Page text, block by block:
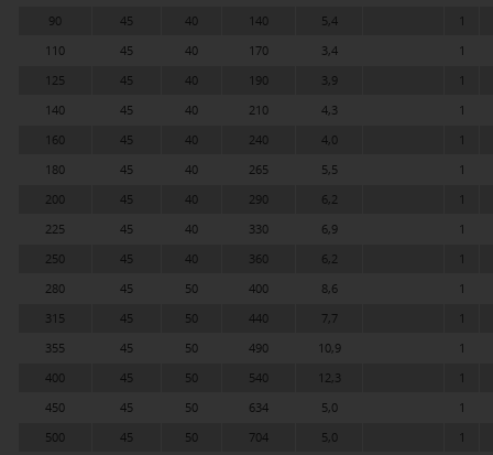
90
45 40 140 5,4
1
110
45 40 170 3,4
1
125
45 40 190 3,9
1
140
45 40 210 4,3
1
160
45 40 240 4,0
1
180
45 40 265 5,5
1
200
45 40 290 6,2
1
225
45 40 330 6,9
1
250
45 40 360 6,2
1
280
45 50 400 8,6
1
315
45 50 440 7,7
1
355
45 50 490 10,9
1
400
45 50 540 12,3
1
450
45 50 634 5,0
1
500
45 50 704 5,0
1